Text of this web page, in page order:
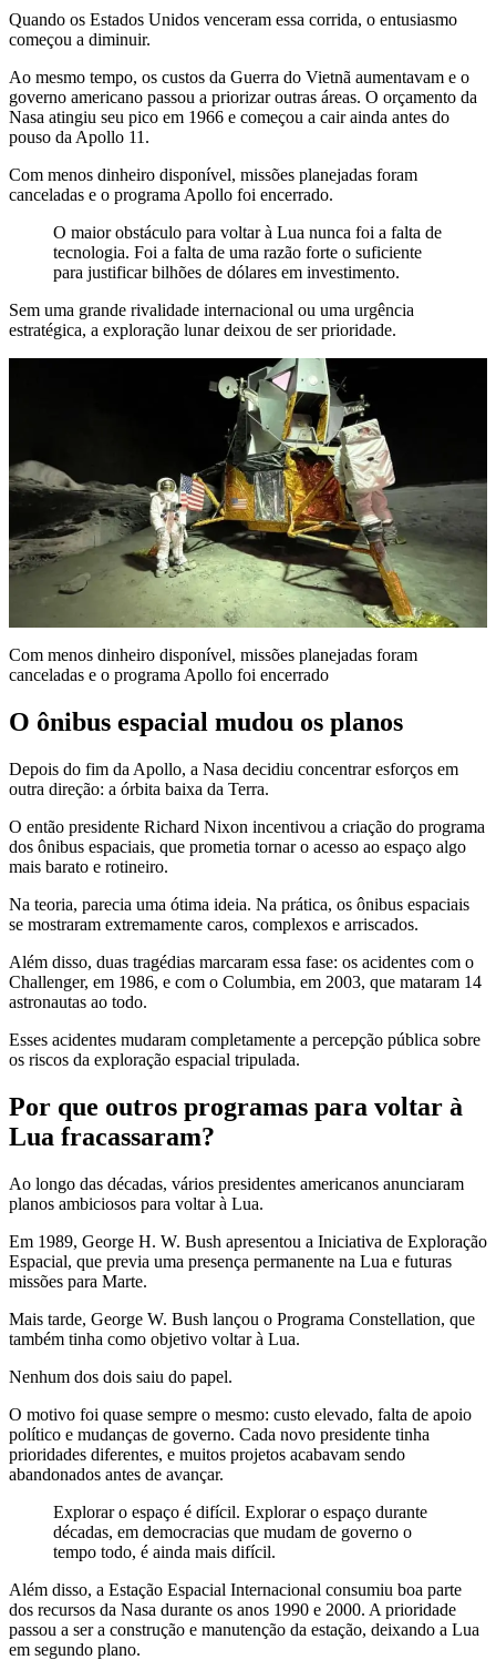
Quando os Estados Unidos venceram essa corrida, o entusiasmo
começou a diminuir.
Ao mesmo tempo, os custos da Guerra do Vietnã aumentavam e o
governo americano passou a priorizar outras áreas. O orçamento da
Nasa atingiu seu pico em 1966 e começou a cair ainda antes do
pouso da Apollo 11.
Com menos dinheiro disponível, missões planejadas foram
canceladas e o programa Apollo foi encerrado.
O maior obstáculo para voltar à Lua nunca foi a falta de
tecnologia. Foi a falta de uma razão forte o suficiente
para justificar bilhões de dólares em investimento.
Sem uma grande rivalidade internacional ou uma urgência
estratégica, a exploração lunar deixou de ser prioridade.
Com menos dinheiro disponível, missões planejadas foram
canceladas e o programa Apollo foi encerrado
O ônibus espacial mudou os planos
Depois do fim da Apollo, a Nasa decidiu concentrar esforços em
outra direção: a órbita baixa da Terra.
O então presidente Richard Nixon incentivou a criação do programa
dos ônibus espaciais, que prometia tornar o acesso ao espaço algo
mais barato e rotineiro.
Na teoria, parecia uma ótima ideia. Na prática, os ônibus espaciais
se mostraram extremamente caros, complexos e arriscados.
Além disso, duas tragédias marcaram essa fase: os acidentes com o
Challenger, em 1986, e com o Columbia, em 2003, que mataram 14
astronautas ao todo.
Esses acidentes mudaram completamente a percepção pública sobre
os riscos da exploração espacial tripulada.
Por que outros programas para voltar à
Lua fracassaram?
Ao longo das décadas, vários presidentes americanos anunciaram
planos ambiciosos para voltar à Lua.
Em 1989, George H. W. Bush apresentou a Iniciativa de Exploração
Espacial, que previa uma presença permanente na Lua e futuras
missões para Marte.
Mais tarde, George W. Bush lançou o Programa Constellation, que
também tinha como objetivo voltar à Lua.
Nenhum dos dois saiu do papel.
O motivo foi quase sempre o mesmo: custo elevado, falta de apoio
político e mudanças de governo. Cada novo presidente tinha
prioridades diferentes, e muitos projetos acabavam sendo
abandonados antes de avançar.
Explorar o espaço é difícil. Explorar o espaço durante
décadas, em democracias que mudam de governo o
tempo todo, é ainda mais difícil.
Além disso, a Estação Espacial Internacional consumiu boa parte
dos recursos da Nasa durante os anos 1990 e 2000. A prioridade
passou a ser a construção e manutenção da estação, deixando a Lua
em segundo plano.